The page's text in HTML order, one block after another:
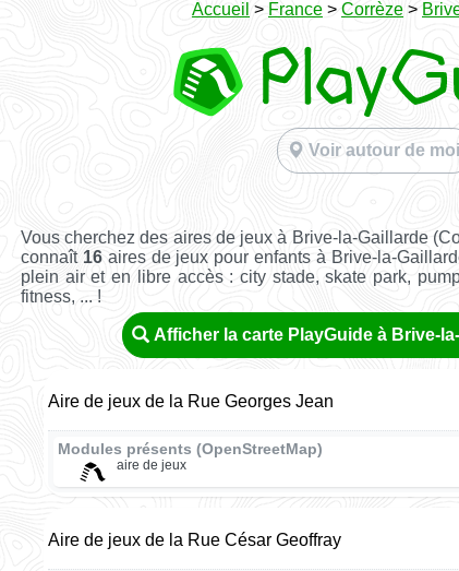
Accueil > France > Corrèze >
Voir autour de moi
Vous cherchez des aires de jeux à Brive-la-Gaillarde
connaît 16aires de jeux pour enfants à Brive-la-
plein air et en libre accès : city stade, skate park,
fitness, ... !
Afficher la carte PlayGuide à Brive-
Aire de jeux de la Rue Georges Jean
Modules présents (OpenStreetMap)
aire de jeux
Aire de jeux de la Rue César Geoffray